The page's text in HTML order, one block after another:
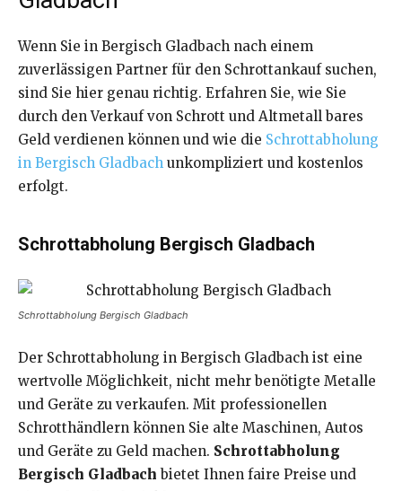
Wenn Sie in Bergisch Gladbach nach einem
zuverlässigen Partner für den Schrottankauf suchen,
sind Sie hier genau richtig. Erfahren Sie, wie Sie
durch den Verkauf von Schrott und Altmetall bares
Geld verdienen können und wie die Schrottabholung
in Bergisch Gladbach unkompliziert und kostenlos
erfolgt.
Schrottabholung Bergisch Gladbach
Schrottabholung Bergisch Gladbach
Der Schrottabholung in Bergisch Gladbach ist eine
wertvolle Möglichkeit, nicht mehr benötigte Metalle
und Geräte zu verkaufen. Mit professionellen
Schrotthändlern können Sie alte Maschinen, Autos
und Geräte zu Geld machen. Schrottabholung
Bergisch Gladbach bietet Ihnen faire Preise und